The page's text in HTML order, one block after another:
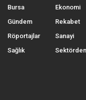
Bursa
Gündem
Röportajlar
Sağlık
Ekonomi
Rekabet
Sanayi
Sektörden